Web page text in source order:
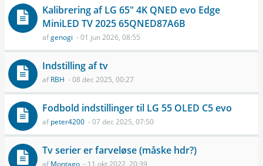
Kalibrering af LG 65" 4K QNED evo Edge
MiniLED TV 2025 65QNED87A6B
afgenogi - 01 jun 2026, 08:55
Indstilling af tv
afRBH - 08 dec 2025, 00:27
Fodbold indstillinger til LG 55 OLED C5 evo
afpeter4200 - 07 dec 2025, 07:50
Tv serier er farveløse (måske hdr?)
afMontago - 11 okt 2022, 20:39